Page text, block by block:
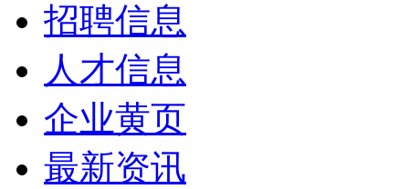
招聘信息
人才信息
企业黄页
最新资讯